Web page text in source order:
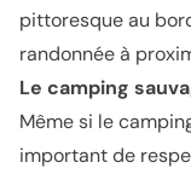
pittoresque au
randonnée à
Le camping
Même si le
important de